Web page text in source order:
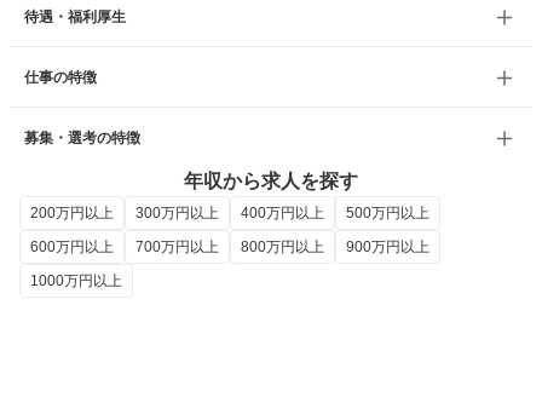
待遇・福利厚生
仕事の特徴
募集・選考の特徴
年収から求人を探す
200万円以上 300万円以上 400万円以上
500万円以上
600万円以上
700万円以上 800万円以上
900万円以上
1000万円以上